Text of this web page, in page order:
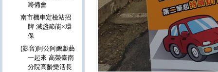
籌備會
南市機車定檢站招
牌 減盞節能×環
保
(影音)阿公阿嬤獻藝
一起來 高榮臺南
分院高齡樂活長